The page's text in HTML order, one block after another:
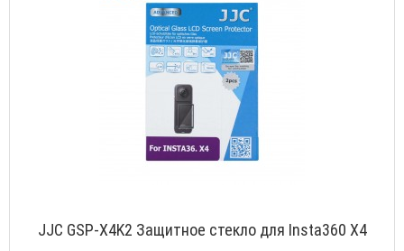
JJC GSP-X4K2 Защитное стекло для Insta360 X4